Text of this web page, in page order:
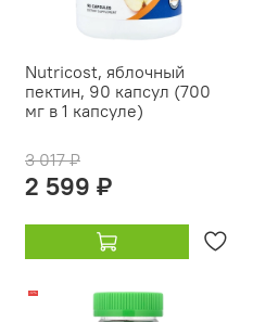
Nutricost, яблочный
пектин, 90 капсул (700
мг в 1 капсуле)
3 017 ₽
2 599 ₽
-12%